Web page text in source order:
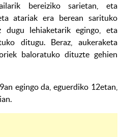
bereiziko sarietan, eta
atariak era berean sarituko
dugu lehiaketarik egingo, eta
ditugu. Beraz, aukeraketa
baloratuko dituzte gehien
egingo da, eguerdiko 12etan,